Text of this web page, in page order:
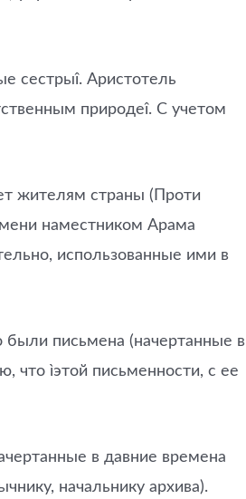
сестрыî. Аристотель
природеî. С учетом
жителям страны (Проти
наместником Арама
использованные ими в
письмена (начертанные в
что ìэтой письменности, с ее
в давние времена
начальнику архива).